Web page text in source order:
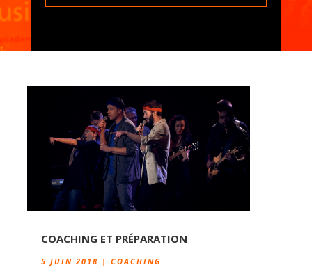
COACHING ET PRÉPARATION
5 JUIN 2018 | COACHING